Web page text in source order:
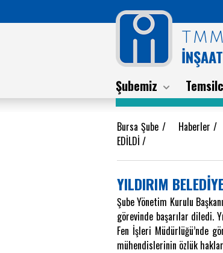
Şubemiz
Bursa Şube / Haberler/
EDİLDİ /
YILDIRIM
Şube Yönetim Kurulu
görevinde başarılar diledi.
Fen İşleri Müdürlüğü’nde
mühendislerinin özlük